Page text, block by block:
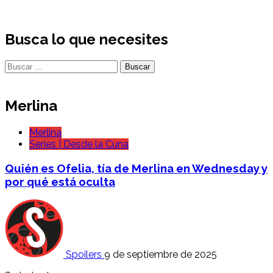
Busca lo que necesites
Buscar:
Merlina
Merlina
Series | Desde la Cuna
Quién es Ofelia, tía de Merlina en Wednesday y
por qué está oculta
Spoilers 9 de septiembre de 2025